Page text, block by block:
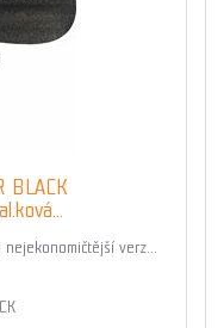
BLACK
verz...